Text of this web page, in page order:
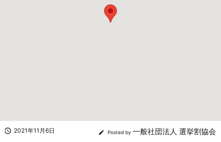
 2021年11月6日  Posted by 一般社団法人 選挙割協会